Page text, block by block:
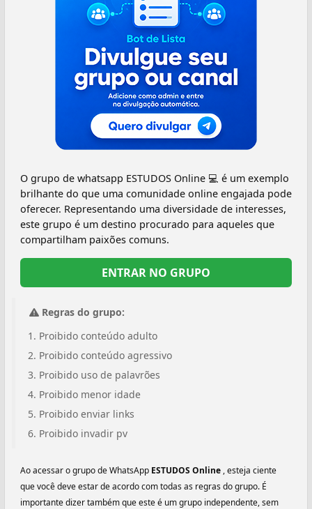
O grupo de whatsapp ESTUDOS Online 💻 é um exemplo
brilhante do que uma comunidade online engajada pode
oferecer. Representando uma diversidade de interesses,
este grupo é um destino procurado para aqueles que
compartilham paixões comuns.
ENTRAR NO GRUPO
Regras do grupo:
Proibido conteúdo adulto
Proibido conteúdo agressivo
Proibido uso de palavrões
Proibido menor idade
Proibido enviar links
Proibido invadir pv
Ao acessar o grupo de WhatsApp ESTUDOS Online , esteja ciente
que você deve estar de acordo com todas as regras do grupo. É
importante dizer também que este é um grupo independente, sem